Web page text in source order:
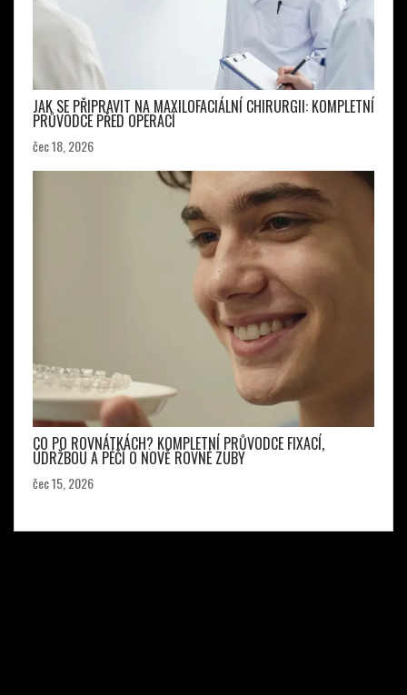
JAK SE PŘIPRAVIT NA MAXILOFACIÁLNÍ CHIRURGII: KOMPLETNÍ
PRŮVODCE PŘED OPERACÍ
čec 18, 2026
CO PO ROVNÁTKÁCH? KOMPLETNÍ PRŮVODCE FIXACÍ,
ÚDRŽBOU A PÉČÍ O NOVĚ ROVNÉ ZUBY
čec 15, 2026